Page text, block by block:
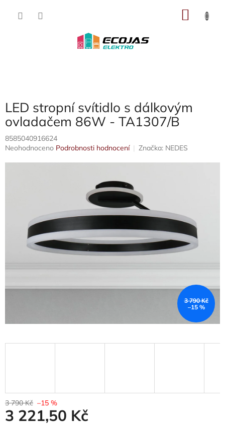
LED stropní svítidlo s dálkovým
ovladačem 86W - TA1307/B
8585040916624
Průměrné
Neohodnoceno Podrobnosti hodnocení Značka: NEDES
3 790 Kč
–15 %
3 790 Kč –15 %
3 221,50 Kč